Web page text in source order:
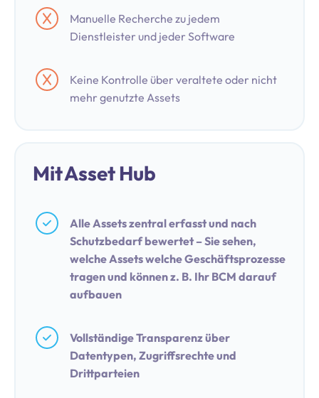
Manuelle Recherche zu jedem
Dienstleister und jeder Software
Keine Kontrolle über veraltete oder nicht
mehr genutzte Assets
Mit Asset Hub
Alle Assets zentral erfasst und nach
Schutzbedarf bewertet – Sie sehen,
welche Assets welche Geschäftsprozesse
tragen und können z. B. Ihr BCM darauf
aufbauen
Vollständige Transparenz über
Datentypen, Zugriffsrechte und
Drittparteien